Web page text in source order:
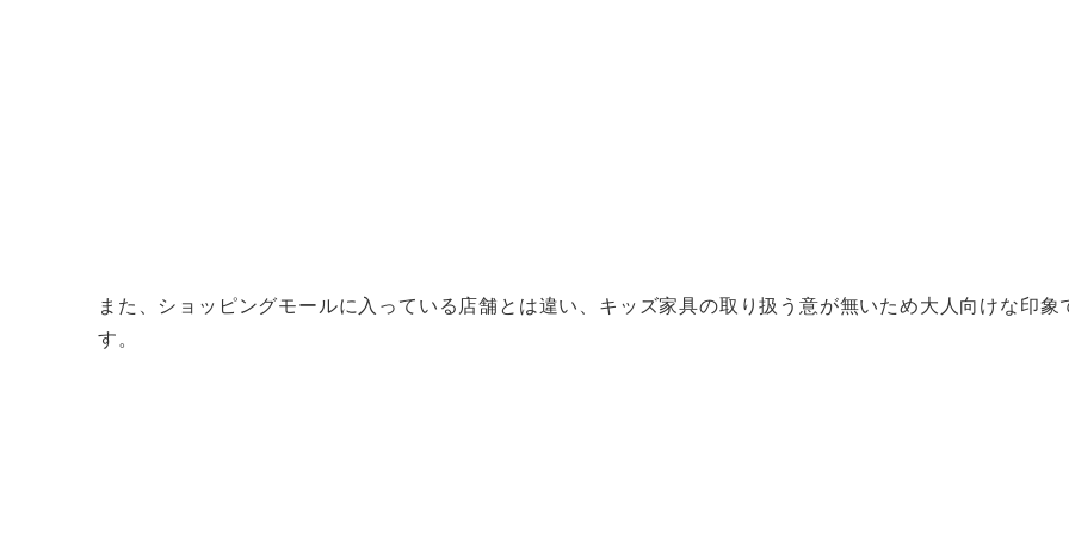
また、ショッピングモールに入っている店舗とは違い、キッズ家具の取り扱う意が無いため大人向けな印象
す。